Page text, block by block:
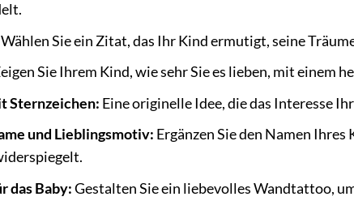
Wählen Sie ein Zitat, das Ihr Kind ermutigt, seine
Sie Ihrem Kind, wie sehr Sie es lieben, mit einem
Sternzeichen: Eine originelle Idee, die das Interesse
und Lieblingsmotiv: Ergänzen Sie den Namen
das Baby:Gestalten Sie ein liebevolles Wandtattoo,